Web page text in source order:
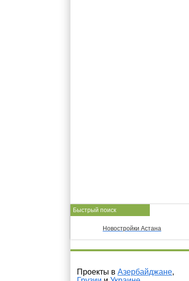
Быстрый поиск
Новостройки Астана
Проекты в Азербайджане,